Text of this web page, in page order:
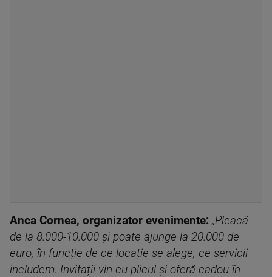
Anca Cornea, organizator evenimente: „Pleacă
de la 8.000-10.000 și poate ajunge la 20.000 de
euro, în funcție de ce locație se alege, ce servicii
includem. Invitații vin cu plicul și oferă cadou în